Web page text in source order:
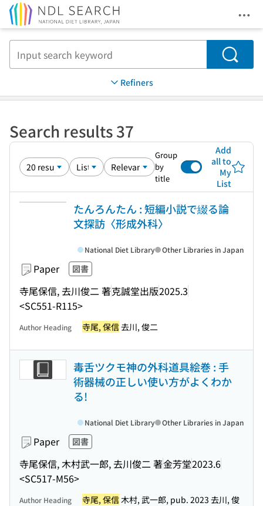
Search
Refiners
Search results 37
Group
by
title
Add
all to
My
List
たんろんたん : 短編小説で綴る論
文探訪〈形成外科〉
Paper 図書
寺尾保信, 去川俊二 著克誠堂出版2025.3
<SC551-R115>
National Diet Library Other Libraries in Japan
Author Heading 寺尾, 保信去川, 俊二
毒舌ツクモ神の外科道具絵巻 : 手
術器械の正しい使い方がよくわか
る!
Paper 図書
寺尾保信, 木村武一郎, 去川俊二 著金芳堂2023.6
<SC517-M56>
National Diet Library Other Libraries in Japan
Author Heading 寺尾, 保信木村, 武一郎, pub. 2023 去川, 俊